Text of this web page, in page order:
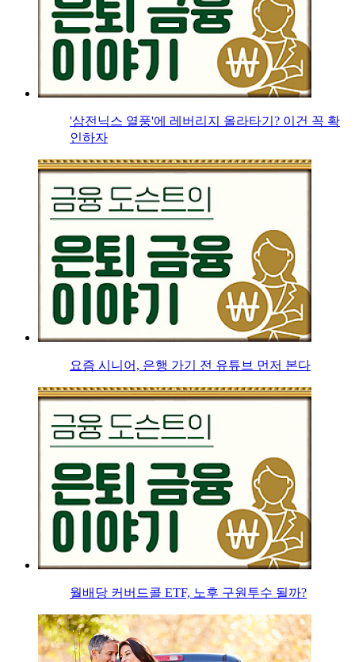
'삼전닉스 열풍'에 레버리지 올라타기? 이건 꼭 확
인하자
요즘 시니어, 은행 가기 전 유튜브 먼저 본다
월배당 커버드콜 ETF, 노후 구원투수 될까?